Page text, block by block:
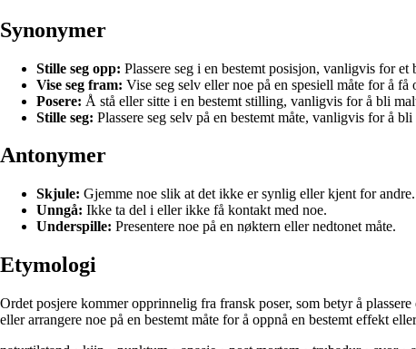
Synonymer
Stille seg opp: Plassere seg i en bestemt posisjon, vanligvis for
Vise seg fram: Vise seg selv eller noe på en spesiell måte for å få
Posere: Å stå eller sitte i en bestemt stilling, vanligvis for å bli
Stille seg: Plassere seg selv på en bestemt måte, vanligvis for å
Antonymer
Skjule: Gjemme noe slik at det ikke er synlig eller kjent for andre.
Unngå: Ikke ta del i eller ikke få kontakt med noe.
Underspille: Presentere noe på en nøktern eller nedtonet måte.
Etymologi
Ordet posjere kommer opprinnelig fra fransk poser, som betyr å
eller arrangere noe på en bestemt måte for å oppnå en bestemt effekt